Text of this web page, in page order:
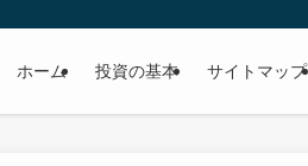
ホーム 投資の基本 サイトマップ